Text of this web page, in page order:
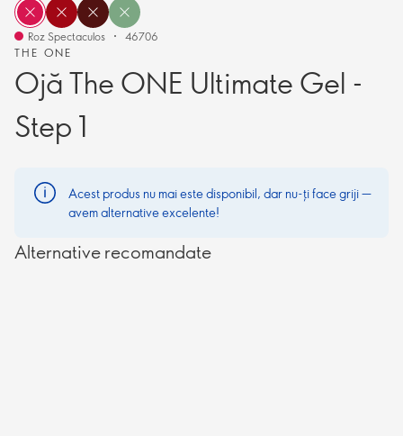
THE ONE
Ojă The ONE Ultimate Gel -
Step 1
Roz Spectaculos 46706
Acest produs nu mai este disponibil, dar nu-ți face griji —
avem alternative excelente!
Alternative recomandate